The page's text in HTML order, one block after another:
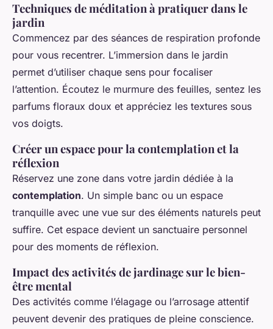
Techniques de méditation à pratiquer dans le
jardin
Commencez par des séances de respiration profonde
pour vous recentrer. L’immersion dans le jardin
permet d’utiliser chaque sens pour focaliser
l’attention. Écoutez le murmure des feuilles, sentez les
parfums floraux doux et appréciez les textures sous
vos doigts.
Créer un espace pour la contemplation et la
réflexion
Réservez une zone dans votre jardin dédiée à la
contemplation. Un simple banc ou un espace
tranquille avec une vue sur des éléments naturels peut
suffire. Cet espace devient un sanctuaire personnel
pour des moments de réflexion.
Impact des activités de jardinage sur le bien-
être mental
Des activités comme l’élagage ou l’arrosage attentif
peuvent devenir des pratiques de pleine conscience.